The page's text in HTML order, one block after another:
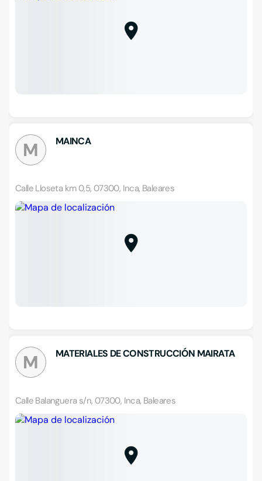
M MAINCA
Calle Lloseta km 0,5, 07300, Inca, Baleares
M MATERIALES DE CONSTRUCCIÓN MAIRATA
Calle Balanguera s/n, 07300, Inca, Baleares